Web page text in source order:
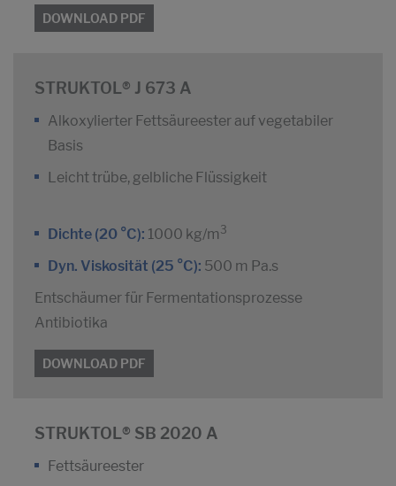
DOWNLOAD PDF
STRUKTOL® J 673 A
Alkoxylierter Fettsäureester auf vegetabiler
Basis
Leicht trübe, gelbliche Flüssigkeit
Dichte (20 °C): 1000 kg/m 3
Dyn. Viskosität (25 °C): 500 m Pa.s
Entschäumer für Fermentationsprozesse
Antibiotika
DOWNLOAD PDF
STRUKTOL® SB 2020 A
Fettsäureester